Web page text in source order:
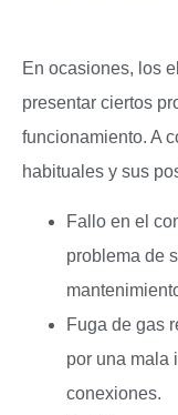
En ocasiones, los
presentar ciertos
funcionamiento. A
habituales y sus
Fallo en el
problema de
Fuga de gas
por una mala
conexiones.